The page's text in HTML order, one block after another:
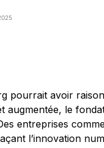
pourrait avoir
augmentée, le
entreprises
l’innovation